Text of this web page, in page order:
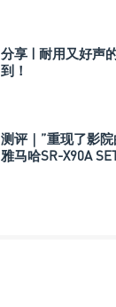
分享 | 耐用又好声
到！
测评｜”重现了影
雅马哈SR-X90A